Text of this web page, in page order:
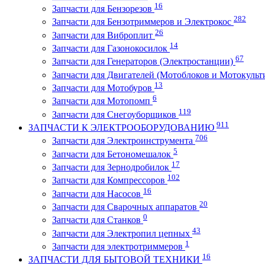
Запчасти для Бензорезов 16
Запчасти для Бензотриммеров и Электрокос 282
Запчасти для Виброплит 26
Запчасти для Газонокосилок 14
Запчасти для Генераторов (Электростанции) 67
Запчасти для Двигателей (Мотоблоков и
Запчасти для Мотобуров 13
Запчасти для Мотопомп 6
Запчасти для Снегоуборщиков 119
ЗАПЧАСТИ К ЭЛЕКТРООБОРУДОВАНИЮ 911
Запчасти для Электроинструмента 706
Запчасти для Бетономешалок 5
Запчасти для Зернодробилок 17
Запчасти для Компрессоров 102
Запчасти для Насосов 16
Запчасти для Сварочных аппаратов 20
Запчасти для Станков 0
Запчасти для Электропил цепных 43
Запчасти для электротриммеров 1
ЗАПЧАСТИ ДЛЯ БЫТОВОЙ ТЕХНИКИ 16